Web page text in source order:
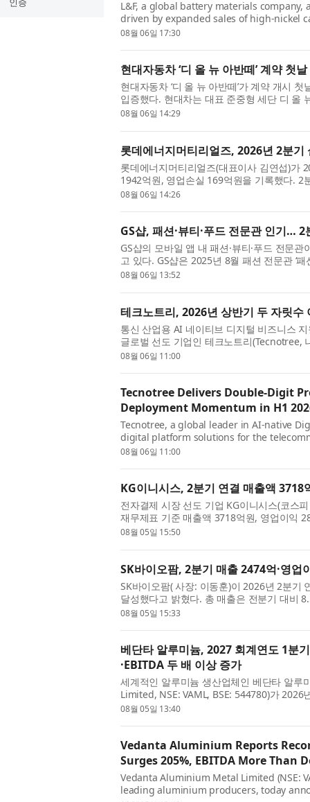
L&F, a global battery materials
driven by expanded sales of high-nickel
annual NCM shipments to significantly
08월 06일 17:30
현대자동차 ‘디 올 뉴 아반떼’ 계약 첫
현대자동차 ‘디 올 뉴 아반떼’가 계약 개시
입증했다. 현대차는 대표 준중형 세단 디 올
약을 기록했다고 6일 밝혔다. 이는 2020년
08월 06일 14:29
롯데에너지머티리얼즈, 2026년 2분
롯데에너지머티리얼즈(대표이사 김연섭)가
1942억원, 영업손실 169억원을 기록했다. 2
장 큰 개선 포인트다. 부채비율은 31.5%, 차
08월 06일 14:26
GS샵, 패션·뷰티·푸드 전문관 인기…
GS샵의 모바일 앱 내 패션·뷰티·푸드 전문
고 있다. GS샵은 2025년 8월 패션 전문관 ‘
문관 ‘뷰티#(샵)’과 식품 전문관 ‘맛있는 발
08월 06일 13:52
테크노트리, 2026년 상반기 두 자릿수
통신 산업용 AI 네이티브 디지털 비즈니스
글로벌 선도 기업인 테크노트리(Tecnotree,
실적을 발표했다. 테크노트리는 모든 주요
08월 06일 11:00
Tecnotree Delivers Double-Digit
Deployment Momentum in H1
Tecnotree, a global leader in AI-native
digital platform solutions for the
financial results for the first half of 2026.
08월 06일 11:00
KG이니시스, 2분기 연결 매출액
전자결제 시장 선도 기업 KG이니시스(코스
재무제표 기준 매출액 3718억원, 영업이익
전년동기대비 매출액은 15.0%, 영업이익은
08월 05일 15:50
SK바이오팜, 2분기 매출 2474억·영업
SK바이오팜( 사장: 이동훈)이 2026년 2분기
달성했다고 밝혔다. 총 매출은 전분기 대비
익은 전분기 대비 8.1%, 전년 동기 대비
08월 05일 15:33
베단타 알루미늄, 2027 회계연도 1분
·EBITDA 두 배 이상 증가
세계적인 알루미늄 생산업체인 베단타 알
Limited, NSE: VAML, BSE: 544780)가
발표했다. 이번 실적은 인적분할 이후 독립
08월 05일 13:40
Vedanta Aluminium Reports
Surges 205%, EBITDA More Than
Vedanta Aluminium Metal Limited (NSE:
leading aluminium producers, today